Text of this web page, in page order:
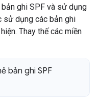
ghi SPF và sử dụng
sử dụng các bản ghi
Thay thế các miền
bản ghi SPF